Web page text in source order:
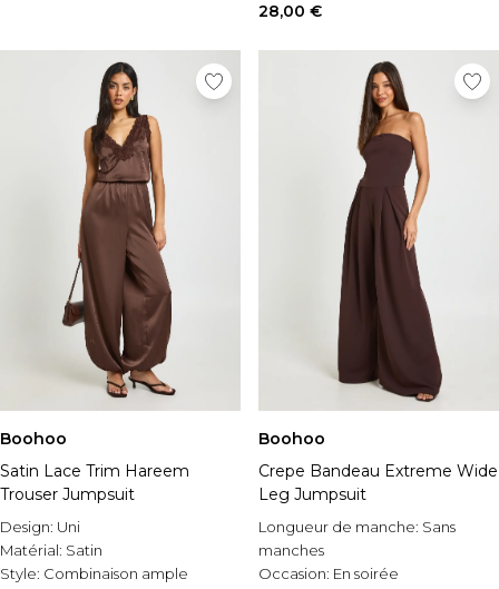
28,00 €
Boohoo
Satin Lace Trim Hareem
Trouser Jumpsuit
Design: Uni
Matérial: Satin
Style: Combinaison ample
Boohoo
Crepe Bandeau Extreme Wide
Leg Jumpsuit
Longueur de manche: Sans
manches
Occasion: En soirée